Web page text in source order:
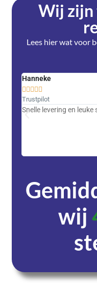
Wij zijn
Lees hier wat voor
Hanneke
    
Trustpilot
Snelle levering en
wij